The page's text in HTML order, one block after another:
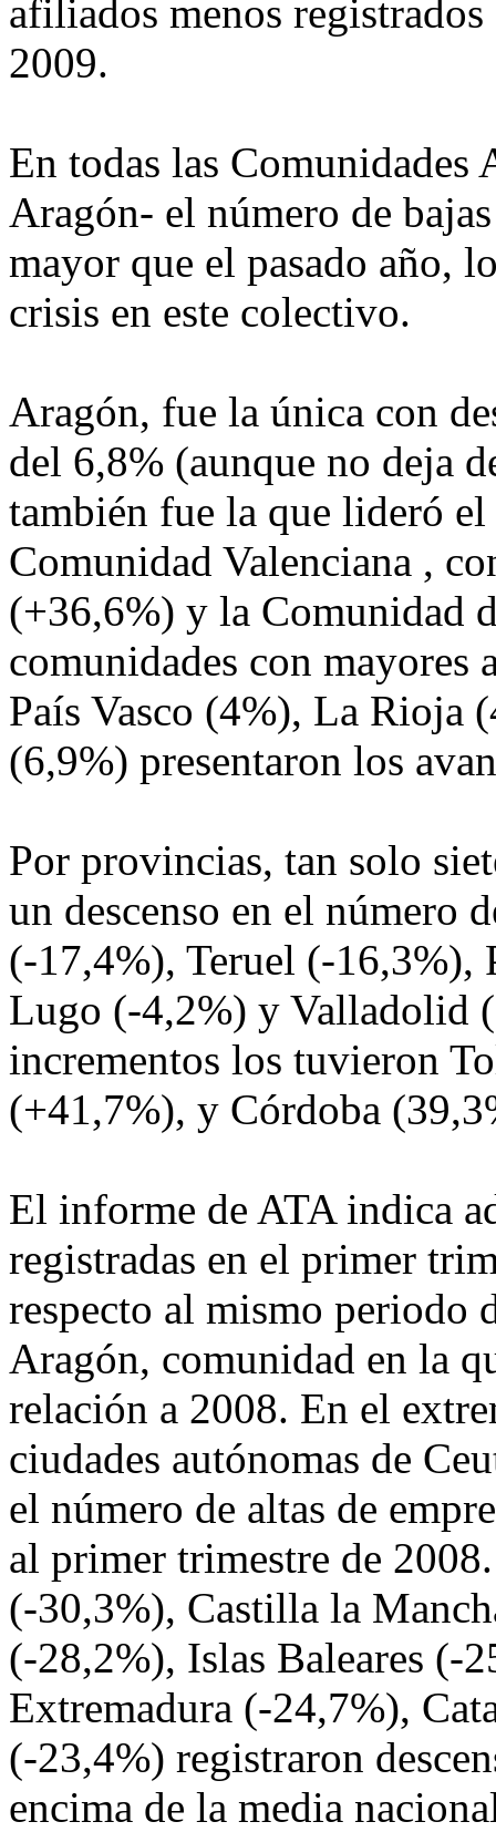
afiliados menos
2009.
En todas las Comunidades
Aragón- el número de
mayor que el pasado año,
crisis en este colectivo.
Aragón, fue la única con
del 6,8% (aunque no deja
también fue la que lideró el
Comunidad Valenciana ,
(+36,6%) y la Comunidad
comunidades con mayores
País Vasco (4%), La Rioja
(6,9%) presentaron los
Por provincias, tan solo
un descenso en el número
(-17,4%), Teruel (-16,3%),
Lugo (-4,2%) y Valladolid
incrementos los tuvieron
(+41,7%), y Córdoba
El informe de ATA indica
registradas en el primer
respecto al mismo periodo
Aragón, comunidad en la
relación a 2008. En el
ciudades autónomas de
el número de altas de
al primer trimestre de
(-30,3%), Castilla la
(-28,2%), Islas Baleares (-
Extremadura (-24,7%),
(-23,4%) registraron
encima de la media